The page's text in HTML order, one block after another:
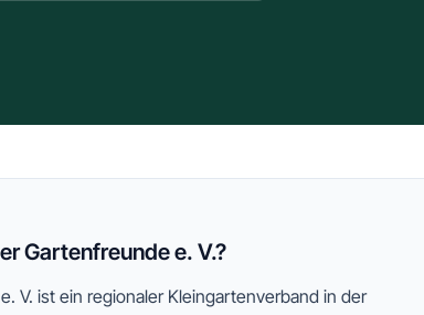
Gartenfreunde e. V.?
V. ist ein regionaler Kleingartenverband in der